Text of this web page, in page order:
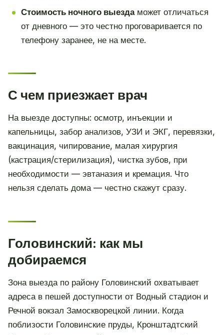
Стоимость ночного выездаможет отличаться
от дневного — это честно проговаривается по
телефону заранее, не на месте.
С чем приезжает врач
На выезде доступны: осмотр, инъекции и
капельницы, забор анализов, УЗИ и ЭКГ, перевязки,
вакцинация, чипирование, малая хирургия
(кастрация/стерилизация), чистка зубов, при
необходимости — эвтаназия и кремация. Что
нельзя сделать дома — честно скажут сразу.
Головинский: как мы
добираемся
Зона выезда по району Головинский охватывает
адреса в пешей доступности от Водный стадион и
Речной вокзал Замоскворецкой линии. Когда
поблизости Головинские пруды, Кронштадтский